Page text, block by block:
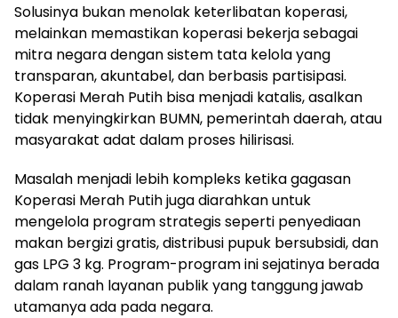
Solusinya bukan menolak keterlibatan koperasi,
melainkan memastikan koperasi bekerja sebagai
mitra negara dengan sistem tata kelola yang
transparan, akuntabel, dan berbasis partisipasi.
Koperasi Merah Putih bisa menjadi katalis, asalkan
tidak menyingkirkan BUMN, pemerintah daerah, atau
masyarakat adat dalam proses hilirisasi.
Masalah menjadi lebih kompleks ketika gagasan
Koperasi Merah Putih juga diarahkan untuk
mengelola program strategis seperti penyediaan
makan bergizi gratis, distribusi pupuk bersubsidi, dan
gas LPG 3 kg. Program-program ini sejatinya berada
dalam ranah layanan publik yang tanggung jawab
utamanya ada pada negara.